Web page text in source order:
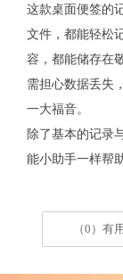
这款桌面便签的
文件，都能轻松
容，都能储存在
需担心数据丢失
一大福音。
除了基本的记录
能小助手一样帮
（0）有